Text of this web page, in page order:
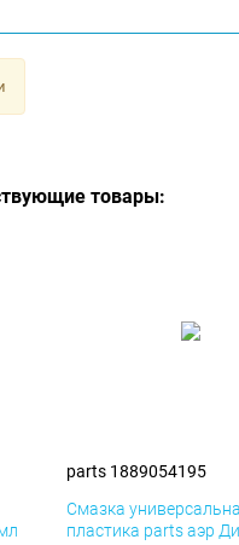
товары:
parts 1889054195
Смазка
пластика parts аэр